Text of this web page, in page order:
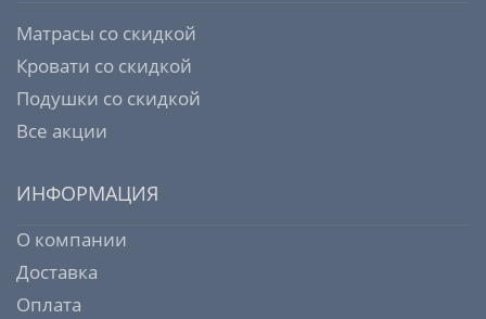
Матрасы со скидкой
Кровати со скидкой
Подушки со скидкой
Все акции
ИНФОРМАЦИЯ
О компании
Доставка
Оплата